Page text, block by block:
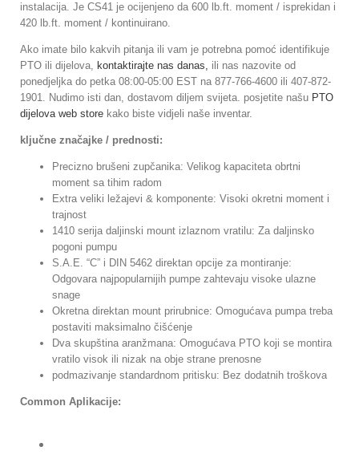
instalacija. Je CS41 je ocijenjeno da 600 lb.ft. moment / isprekidan i
420 lb.ft. moment / kontinuirano.
Ako imate bilo kakvih pitanja ili vam je potrebna pomoć identifikuje
PTO ili dijelova, kontaktirajte nas danas, ili nas nazovite od
ponedjeljka do petka 08:00-05:00 EST na 877-766-4600 ili 407-872-
1901. Nudimo isti dan, dostavom diljem svijeta. posjetite našu PTO
dijelova web store kako biste vidjeli naše inventar.
ključne značajke / prednosti:
Precizno brušeni zupčanika: Velikog kapaciteta obrtni
moment sa tihim radom
Extra veliki ležajevi & komponente: Visoki okretni moment i
trajnost
1410 serija daljinski mount izlaznom vratilu: Za daljinsko
pogoni pumpu
S.A.E. “C” i DIN 5462 direktan opcije za montiranje:
Odgovara najpopularnijih pumpe zahtevaju visoke ulazne
snage
Okretna direktan mount prirubnice: Omogućava pumpa treba
postaviti maksimalno čišćenje
Dva skupština aranžmana: Omogućava PTO koji se montira
vratilo visok ili nizak na obje strane prenosne
podmazivanje standardnom pritisku: Bez dodatnih troškova
Common Aplikacije: